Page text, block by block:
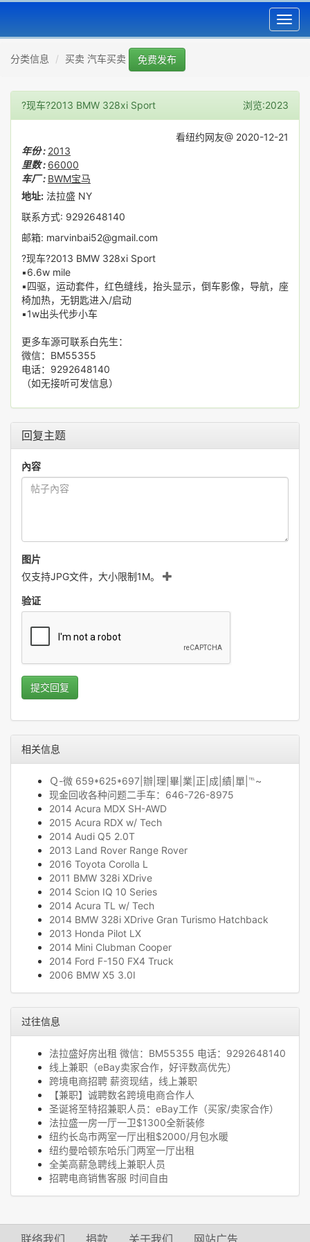
分类信息 买卖 汽车买卖 免费发布
?现车?2013 BMW 328xi Sport 浏览:2023
看纽约网友@ 2020-12-21
年份 : 2013
里数 : 66000
车厂 : BWM宝马
地址: 法拉盛 NY
联系方式: 9292648140
邮箱: marvinbai52@gmail.com
?现车?2013 BMW 328xi Sport
▪️6.6w mile
▪️四驱，运动套件，红色缝线，抬头显示，倒车影像，导航，座
椅加热，无钥匙进入/启动
▪️1w出头代步小车
更多车源可联系白先生：
微信：BM55355
电话：9292648140
（如无接听可发信息）
回复主题
內容
图片
仅支持JPG文件，大小限制1M。
验证
提交回复
相关信息
Ｑ-微 659*625*697|辦|理|畢|業|正|成|績|單|℡~
现金回收各种问题二手车：646-726-8975
2014 Acura MDX SH-AWD
2015 Acura RDX w/ Tech
2014 Audi Q5 2.0T
2013 Land Rover Range Rover
2016 Toyota Corolla L
2011 BMW 328i XDrive
2014 Scion IQ 10 Series
2014 Acura TL w/ Tech
2014 BMW 328i XDrive Gran Turismo Hatchback
2013 Honda Pilot LX
2014 Mini Clubman Cooper
2014 Ford F-150 FX4 Truck
2006 BMW X5 3.0I
过往信息
法拉盛好房出租 微信：BM55355 电话：9292648140
线上兼职（eBay卖家合作，好评数高优先）
跨境电商招聘 薪资现结，线上兼职
【兼职】诚聘数名跨境电商合作人
圣诞将至特招兼职人员：eBay工作（买家/卖家合作）
法拉盛一房一厅一卫$1300全新装修
纽约长岛市两室一厅出租$2000/月包水暖
纽约曼哈顿东哈乐门两室一厅出租
全美高薪急聘线上兼职人员
招聘电商销售客服 时间自由
联络我们 捐款 关于我们 网站广告